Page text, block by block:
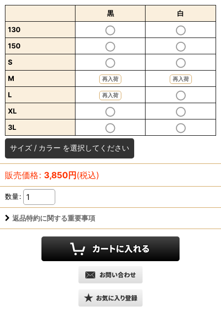
黒
白
130
150
S
M
再入荷 再入荷
L 再入荷
XL
3L
サイズ / カラー を選択してください
販売価格: 3,850円(税込)
数量:
返品特約に関する重要事項